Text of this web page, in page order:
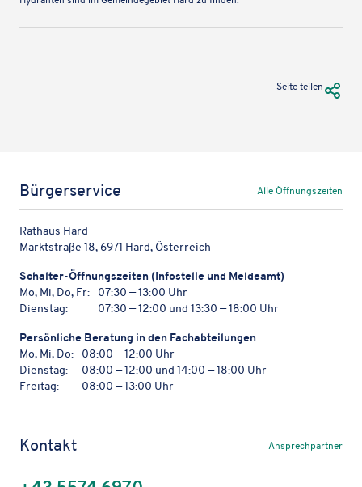
Seite teilen URL
Bürgerservice Alle Öffnungszeiten
Rathaus Hard
Marktstraße 18, 6971 Hard, Österreich
Schal­ter-Öffnungs­zei­ten (Info­stelle und Meldeamt)
Mo, Mi, Do, Fr:
07:30 — 13:00 Uhr
Dienstag:
07:30 — 12:00 und 13:30 — 18:00 Uhr
Persön­li­che Bera­tung in den Fachabteilungen
Mo, Mi, Do:
08:00 — 12:00 Uhr
Dienstag:
08:00 — 12:00 und 14:00 — 18:00 Uhr
Freitag:
08:00 — 13:00 Uhr
Kontakt Ansprechpartner